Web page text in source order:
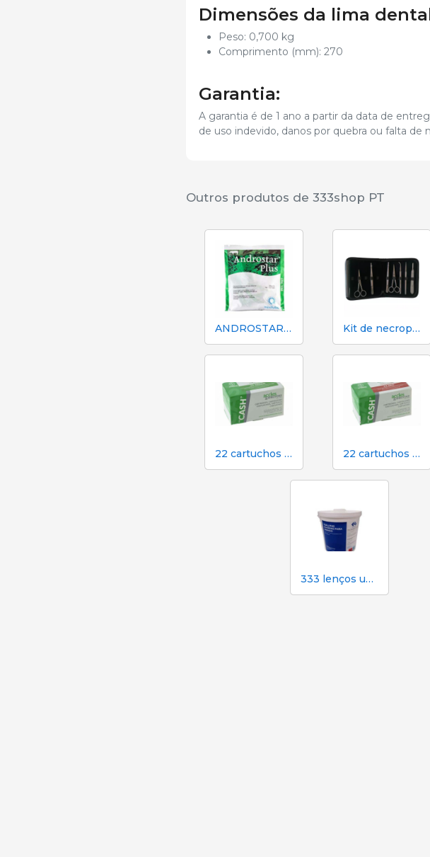
Dimensões da lima
Peso: 0,700 kg
Comprimento (mm): 270
Garantia:
A garantia é de 1 ano a partir da data de
de uso indevido, danos por quebra ou falta de
Outros produtos de 333shop PT
ANDROSTAR PLUS 47 g / 100 L - Diluente de sêmen de longa duração Kit de necropsia e dissecção 333 - 7 instrumentos
22 cartuchos verdes calibre para atordoamento em dinheiro no matadouro 22 cartuchos vermelhos calibre para atordoamento em dinheiro em matadouro
333 lenços umedecidos para porcas durante a inseminação